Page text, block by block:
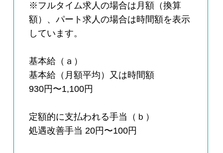
※フルタイム求人の場合は月額（換算
額）、パート求人の場合は時間額を表示
しています。
基本給（ａ）
基本給（月額平均）又は時間額
930円〜1,100円
定額的に支払われる手当（ｂ）
処遇改善手当 20円〜100円